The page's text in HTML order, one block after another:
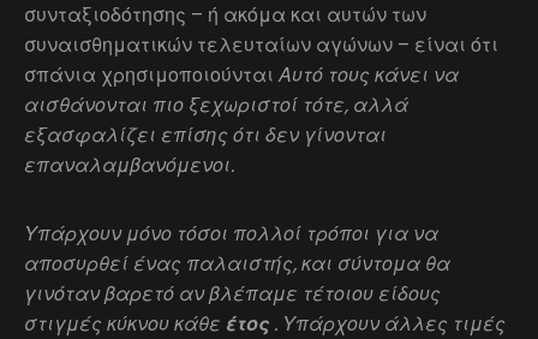
συνταξιοδότησης – ή ακόμα και αυτών των
συναισθηματικών τελευταίων αγώνων – είναι ότι
σπάνια χρησιμοποιούνταιΑυτό τους κάνει να
αισθάνονται πιο ξεχωριστοί τότε, αλλά
εξασφαλίζει επίσης ότι δεν γίνονται
επαναλαμβανόμενοι.
Υπάρχουν μόνο τόσοι πολλοί τρόποι για να
αποσυρθεί ένας παλαιστής, και σύντομα θα
γινόταν βαρετό αν βλέπαμε τέτοιου είδους
στιγμές κύκνου κάθε έτος . Υπάρχουν άλλες τιμές